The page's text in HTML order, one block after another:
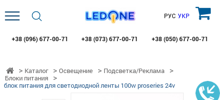
+38 (096) 677-00-71 +38 (073)677-00-71 +38 (050)677-00-71
РУС УКР
Каталог Освещение
Подсветка/Реклама
Блоки питания
блок питания для светодиодной ленты 100w proseries 24v